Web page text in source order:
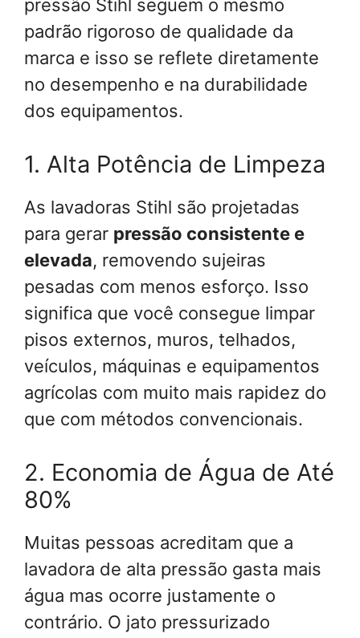
pressão Stihl seguem o mesmo
padrão rigoroso de qualidade da
marca e isso se reflete diretamente
no desempenho e na durabilidade
dos equipamentos.
1. Alta Potência de Limpeza
As lavadoras Stihl são projetadas
para gerar pressão consistente e
elevada, removendo sujeiras
pesadas com menos esforço. Isso
significa que você consegue limpar
pisos externos, muros, telhados,
veículos, máquinas e equipamentos
agrícolas com muito mais rapidez do
que com métodos convencionais.
2. Economia de Água de Até
80%
Muitas pessoas acreditam que a
lavadora de alta pressão gasta mais
água mas ocorre justamente o
contrário. O jato pressurizado